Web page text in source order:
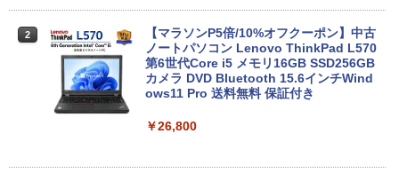
2
【マラソンP5倍/10%オフクーポン】中古
ノートパソコン Lenovo ThinkPad L570
第6世代Core i5 メモリ16GB SSD256GB
カメラ DVD Bluetooth 15.6インチWind
ows11 Pro 送料無料 保証付き
￥26,800